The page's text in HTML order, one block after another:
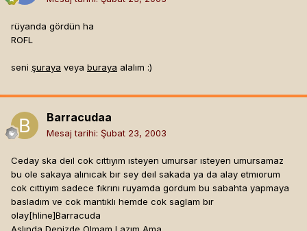
rüyanda gördün ha
ROFL
seni şuraya veya buraya alalım :)
Barracudaa
Mesaj tarihi: Şubat 23, 2003
Ceday ska deıl cok cıttıyım ısteyen umursar ısteyen umursamaz
bu ole sakaya alınıcak bır sey deıl sakada ya da alay etmıorum
cok cıttıyım sadece fıkrını ruyamda gordum bu sabahta yapmaya
basladım ve cok mantıklı hemde cok saglam bır
olay[hline]Barracuda